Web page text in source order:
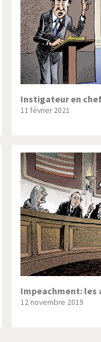
Guerre
L'Iran
La
Le boson
Pascal
SOS
Un
Instigateur en
11 février 2021
Impeachment: les
12 novembre 2019